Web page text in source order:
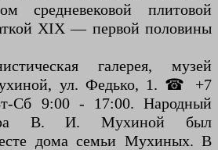
средневековой плитовой
XIX — первой половины
галерея, музей
ул. Федько, 1. ☎ +7
Сб 9:00 - 17:00. Народный
В. И. Мухиной был
дома семьи Мухиных. В